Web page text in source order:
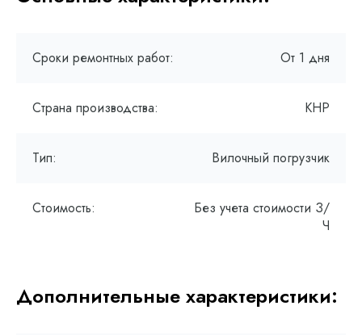
Сроки ремонтных работ: От 1 дня
Страна производства: КНР
Тип: Вилочный погрузчик
Стоимость:
Без учета стоимости З/
Ч
Дополнительные характеристики: